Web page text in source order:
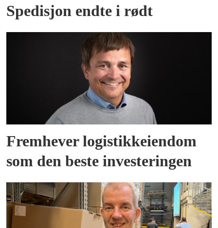
Spedisjon endte i rødt
Fremhever logistikkeiendom
som den beste investeringen